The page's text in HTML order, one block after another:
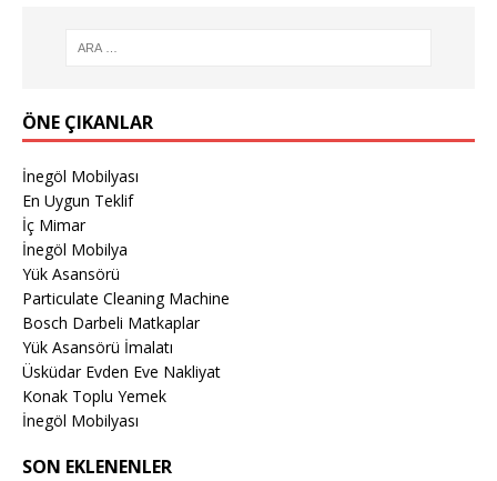
ÖNE ÇIKANLAR
İnegöl Mobilyası
En Uygun Teklif
İç Mimar
İnegöl Mobilya
Yük Asansörü
Particulate Cleaning Machine
Bosch Darbeli Matkaplar
Yük Asansörü İmalatı
Üsküdar Evden Eve Nakliyat
Konak Toplu Yemek
İnegöl Mobilyası
SON EKLENENLER